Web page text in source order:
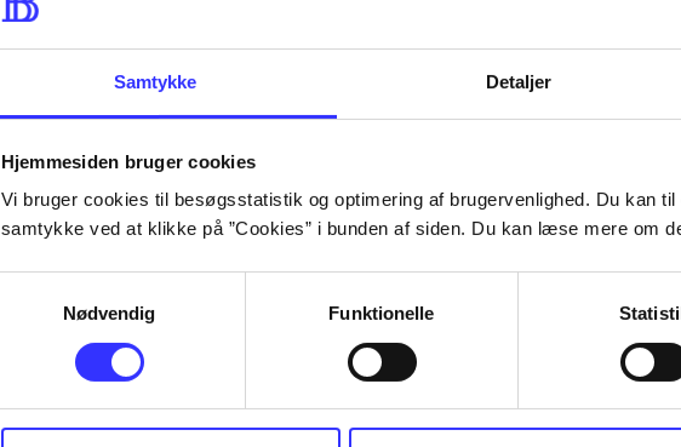
Samtykke Detaljer
Hjemmesiden bruger cookies
Vi bruger cookies til besøgsstatistik og optimering af brugervenlighed. Du kan
samtykke ved at klikke på ”Cookies” i bunden af siden. Du kan læse mere om
Nødvendig
Funktionelle
...
...
...
...